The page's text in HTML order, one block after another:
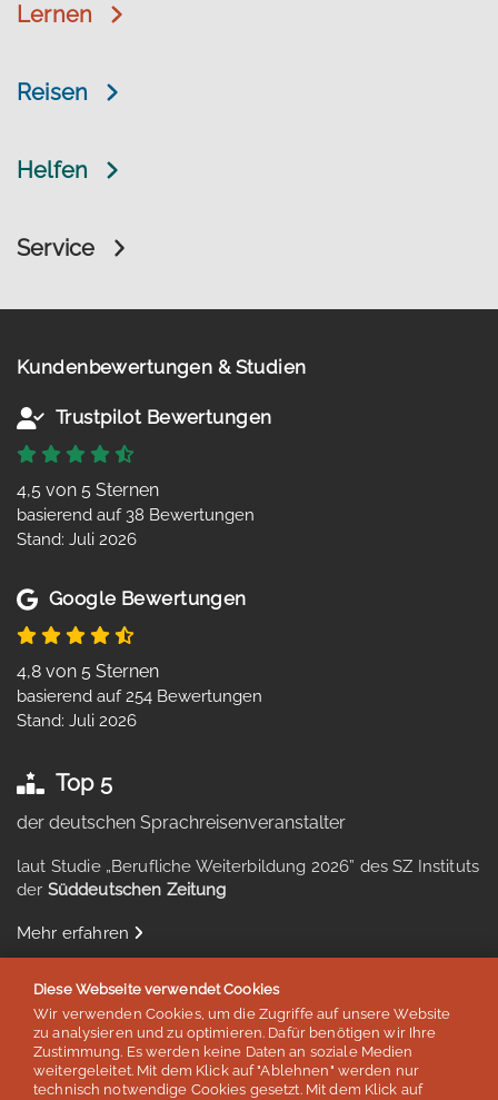
Lernen
Reisen
Helfen
Service
Kundenbewertungen & Studien
Trustpilot Bewertungen
4,5 von 5 Sternen
basierend auf 38 Bewertungen
Stand: Juli 2026
Google Bewertungen
4,8 von 5 Sternen
basierend auf 254 Bewertungen
Stand: Juli 2026
Top 5
der deutschen Sprachreisenveranstalter
laut Studie „Berufliche Weiterbildung 2026” des SZ Instituts
der Süddeutschen Zeitung
Mehr erfahren
Auszeichnungen & Mitgliedschaften
Diese Webseite verwendet Cookies
Wir verwenden Cookies, um die Zugriffe auf unsere Website
zu analysieren und zu optimieren. Dafür benötigen wir Ihre
Zustimmung. Es werden keine Daten an soziale Medien
weitergeleitet. Mit dem Klick auf "Ablehnen" werden nur
technisch notwendige Cookies gesetzt. Mit dem Klick auf